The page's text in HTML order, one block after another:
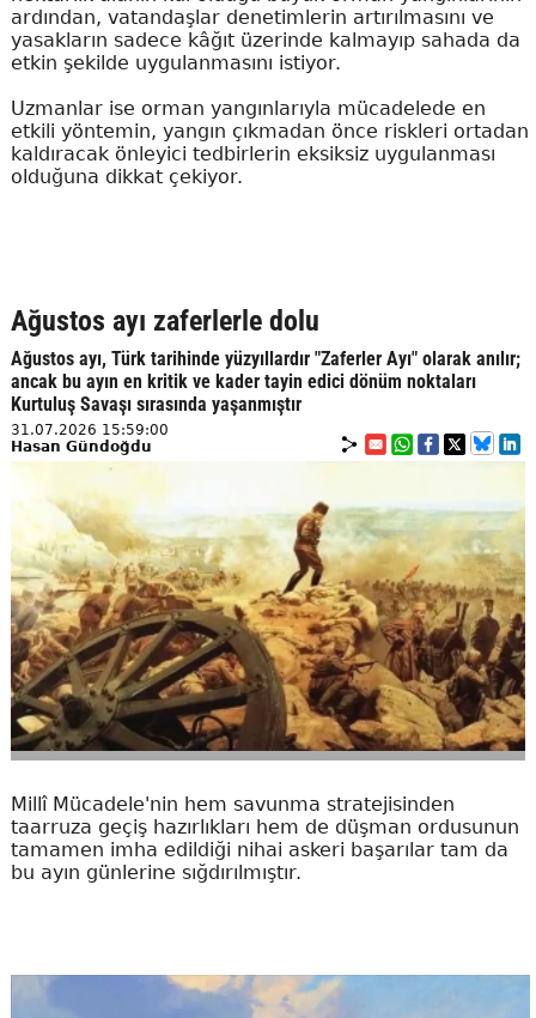
ardından, vatandaşlar denetimlerin artırılmasını ve
yasakların sadece kâğıt üzerinde kalmayıp sahada da
etkin şekilde uygulanmasını istiyor.
Uzmanlar ise orman yangınlarıyla mücadelede en
etkili yöntemin, yangın çıkmadan önce riskleri ortadan
kaldıracak önleyici tedbirlerin eksiksiz uygulanması
olduğuna dikkat çekiyor.
Ağustos ayı zaferlerle dolu
Ağustos ayı, Türk tarihinde yüzyıllardır "Zaferler Ayı" olarak anılır;
ancak bu ayın en kritik ve kader tayin edici dönüm noktaları
Kurtuluş Savaşı sırasında yaşanmıştır
31.07.2026 15:59:00
Hasan Gündoğdu
Millî Mücadele'nin hem savunma stratejisinden
taarruza geçiş hazırlıkları hem de düşman ordusunun
tamamen imha edildiği nihai askeri başarılar tam da
bu ayın günlerine sığdırılmıştır.